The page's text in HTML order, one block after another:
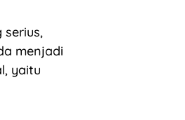
menjadi
yaitu